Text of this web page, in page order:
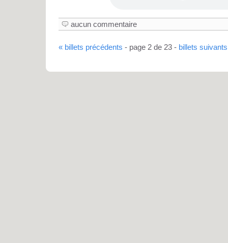
aucun commentaire
« billets précédents - page 2 de 23 - billets